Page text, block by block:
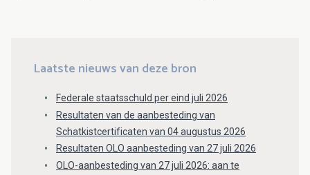
Laatste nieuws van deze bron
Federale staatsschuld per eind juli 2026
Resultaten van de aanbesteding van
Schatkistcertificaten van 04 augustus 2026
Resultaten OLO aanbesteding van 27 juli 2026
OLO-aanbesteding van 27 juli 2026: aan te